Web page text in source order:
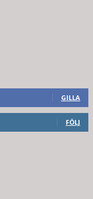
GILLA
FÖLJ